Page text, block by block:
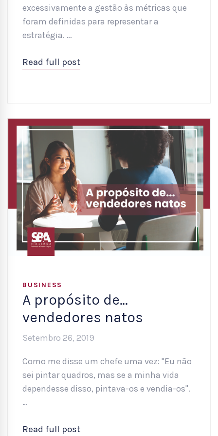
excessivamente a gestão às métricas que
foram definidas para representar a
estratégia. …
Read full post
BUSINESS
A propósito de…
vendedores natos
Setembro 26, 2019
Como me disse um chefe uma vez: "Eu não
sei pintar quadros, mas se a minha vida
dependesse disso, pintava-os e vendia-os".
…
Read full post